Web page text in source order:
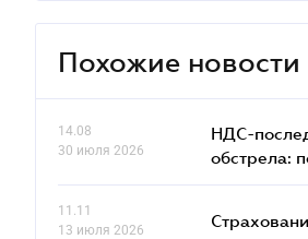
Похожие новости
14.08
30 июля 2026
НДС-
обстрела:
11.11
13 июля 2026